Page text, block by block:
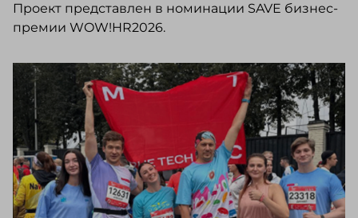
Проект представлен в номинации SAVE бизнес-
премии WOW!HR2026.